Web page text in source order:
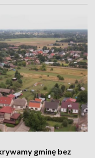
gminę bez